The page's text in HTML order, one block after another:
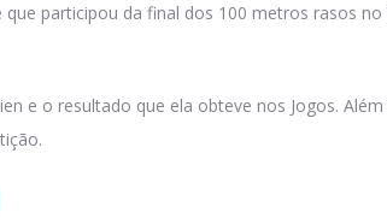
participou da final dos 100 metros rasos
e o resultado que ela obteve nos Jogos.